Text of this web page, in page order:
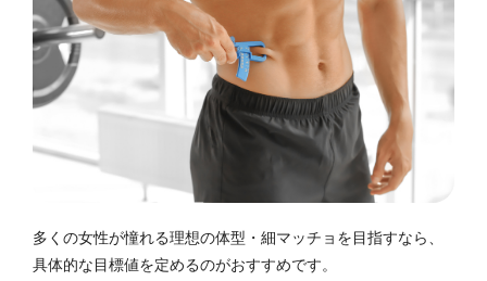
多くの女性が憧れる理想の体型・細マッチョを目指すなら、
具体的な目標値を定めるのがおすすめです。